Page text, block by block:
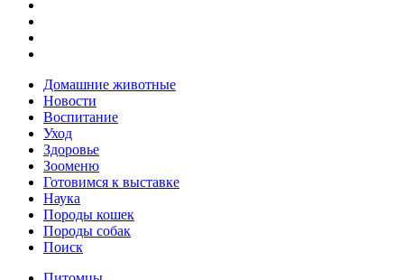
Домашние животные
Новости
Воспитание
Уход
Здоровье
Зооменю
Готовимся к выставке
Наука
Породы кошек
Породы собак
Поиск